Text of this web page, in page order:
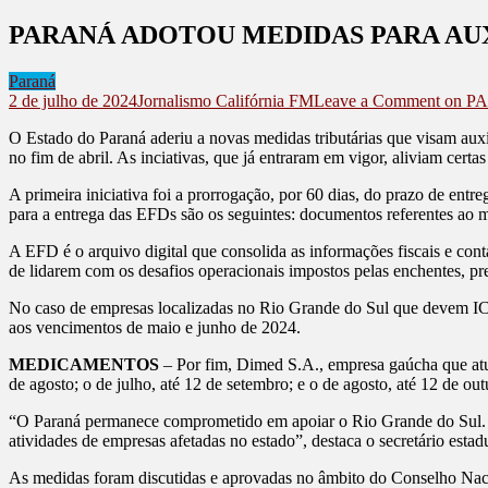
PARANÁ ADOTOU MEDIDAS PARA
Paraná
2 de julho de 2024Jornalismo Califórnia FMLeave a Comment on
O Estado do Paraná aderiu a novas medidas tributárias que visam
no fim de abril. As inciativas, que já entraram em vigor, aliviam
A primeira iniciativa foi a prorrogação, por 60 dias, do prazo de
para a entrega das EFDs são os seguintes: documentos referentes
A EFD é o arquivo digital que consolida as informações fiscais e
de lidarem com os desafios operacionais impostos pelas enchentes,
No caso de empresas localizadas no Rio Grande do Sul que devem
aos vencimentos de maio e junho de 2024.
MEDICAMENTOS – Por fim, Dimed S.A., empresa gaúcha que
de agosto; o de julho, até 12 de setembro; e o de agosto, até 12 de
“O Paraná permanece comprometido em apoiar o Rio Grande do
atividades de empresas afetadas no estado”, destaca o secretário
As medidas foram discutidas e aprovadas no âmbito do Conselho